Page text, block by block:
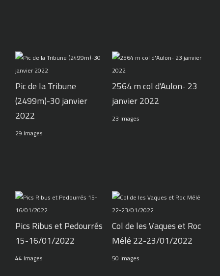
Pic de la Tribune
(2499m)-30 janvier
2022
29 Images
2564 m col d'Aulon- 23
janvier 2022
23 Images
Pics Ribus et Pedourrés
15-16/01/2022
44 Images
Col de les Vaques et Roc
Mélé 22-23/01/2022
50 Images